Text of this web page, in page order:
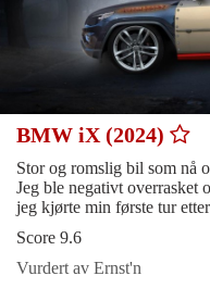
BMW iX (2024)
Stor og romslig bil som nå
Jeg ble negativt overrasket
jeg kjørte min første tur
Score 9.6
Vurdert av Ernst'n